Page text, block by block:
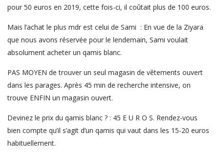
pour 50 euros en 2019, cette fois-ci, il coûtait plus de 100 euros.
Mais l’achat le plus mdr est celui de Sami : En vue de la Ziyara
que nous avons réservée pour le lendemain, Sami voulait
absolument acheter un qamis blanc.
PAS MOYEN de trouver un seul magasin de vêtements ouvert
dans les parages. Après 45 min de recherche intensive, on
trouve ENFIN un magasin ouvert.
Devinez le prix du qamis blanc ? : 45 E U R O S. Rendez-vous
bien compte qu’il s’agit d’un qamis qui vaut dans les 15-20 euros
habituellement.